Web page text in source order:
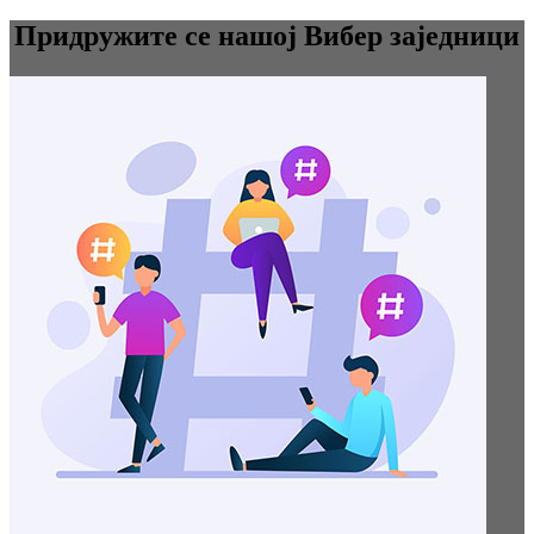
Придружите се нашој Вибер заједници